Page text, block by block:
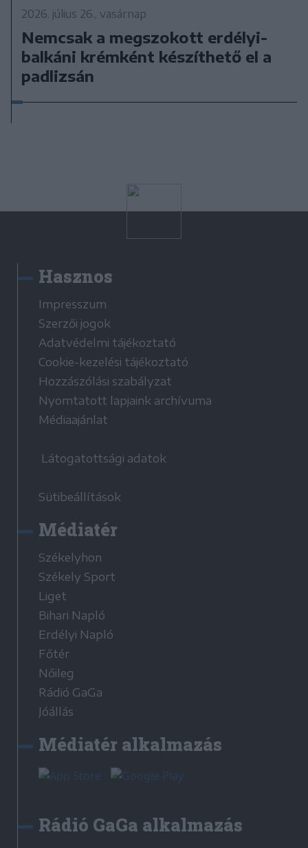
2026. július 26., vasárnap
Nemcsak a megszokott erdélyi-
balkáni krémként készíthető el a
padlizsán
Hasznos
Impresszum
Szerzői jogok
Adatvédelmi tájékoztató
Cookie-kezelési tájékoztató
Hozzászólási szabályzat
Nyomtatott lapjaink archívuma
Médiaajánlat
Látogatottsági adatok
Sütibeállítások
Médiatér
Székelyhon
Székely Sport
Liget
Bihari Napló
Erdélyi Napló
Főtér
Nőileg
Rádió GaGa
Jóállás
Médiatér alkalmazás
Rádió GaGa alkalmazás